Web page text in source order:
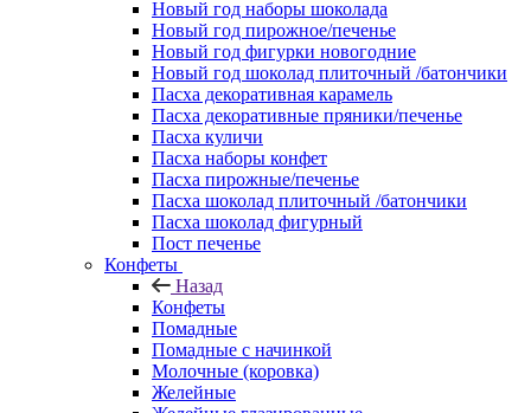
Новый год наборы шоколада
Новый год пирожное/печенье
Новый год фигурки новогодние
Новый год шоколад плиточный /батончики
Пасха декоративная карамель
Пасха декоративные пряники/печенье
Пасха куличи
Пасха наборы конфет
Пасха пирожные/печенье
Пасха шоколад плиточный /батончики
Пасха шоколад фигурный
Пост печенье
Конфеты
Назад
Конфеты
Помадные
Помадные с начинкой
Молочные (коровка)
Желейные